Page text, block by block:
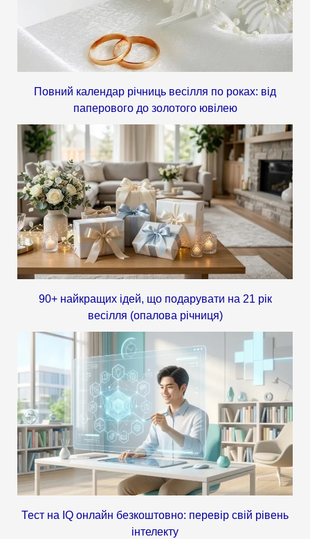
Повний календар річниць весілля по роках: від
паперового до золотого ювілею
90+ найкращих ідей, що подарувати на 21 рік
весілля (опалова річниця)
Тест на IQ онлайн безкоштовно: перевір свій рівень
інтелекту